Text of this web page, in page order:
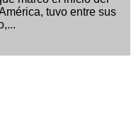
tuvo entre sus